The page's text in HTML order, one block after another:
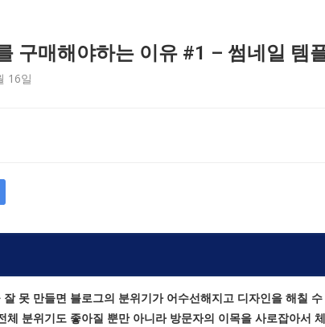
구매해야하는 이유 #1 – 썸네일 템
16일
잘 못 만들면 블로그의 분위기가 어수선해지고 디자인을 해칠
체 분위기도 좋아질 뿐만 아니라 방문자의 이목을 사로잡아서